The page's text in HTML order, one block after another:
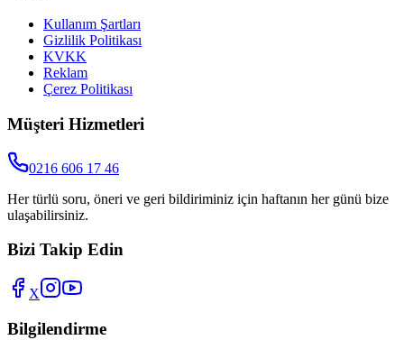
Kullanım Şartları
Gizlilik Politikası
KVKK
Reklam
Çerez Politikası
Müşteri Hizmetleri
0216 606 17 46
Her türlü soru, öneri ve geri bildiriminiz için haftanın her günü bize
ulaşabilirsiniz.
Bizi Takip Edin
X
Bilgilendirme